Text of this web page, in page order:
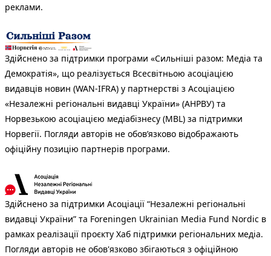
реклами.
Здійснено за підтримки програми «Сильніші разом: Медіа та
Демократія», що реалізується Всесвітньою асоціацією
видавців новин (WAN-IFRA) у партнерстві з Асоціацією
«Незалежні регіональні видавці України» (АНРВУ) та
Норвезькою асоціацією медіабізнесу (MBL) за підтримки
Норвегії. Погляди авторів не обов’язково відображають
офіційну позицію партнерів програми.
Здійснено за підтримки Асоціації “Незалежні регіональні
видавці України” та Foreningen Ukrainian Media Fund Nordic в
рамках реалізації проєкту Хаб підтримки регіональних медіа.
Погляди авторів не обов'язково збігаються з офіційною